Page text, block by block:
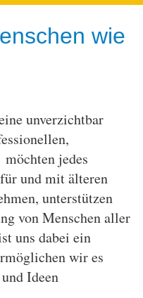
wie
unverzichtbar
jedes
und mit älteren
unterstützen
von Menschen aller
uns dabei ein
wir es
Ideen